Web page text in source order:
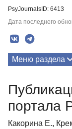
PsyJournalsID: 6413
Дата последнего
Меню раздела
портала
Какорина Е.,